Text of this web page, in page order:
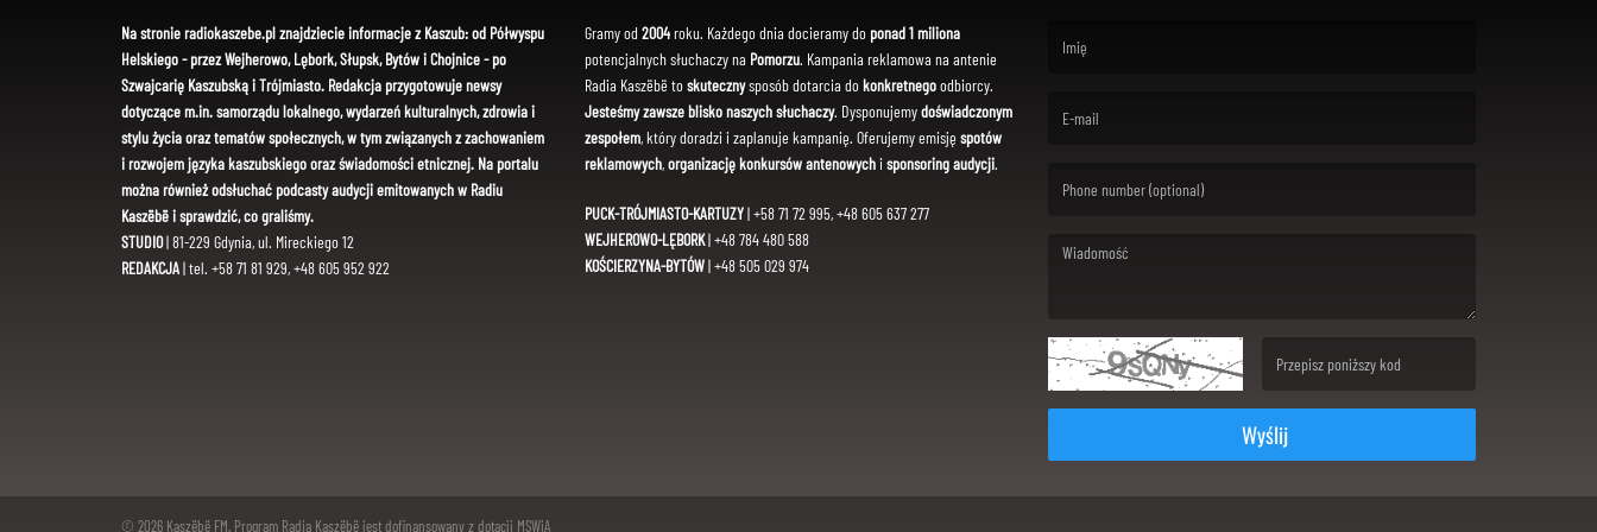
Na stronie radiokaszebe.pl znajdziecie informacje z Kaszub: od Półwyspu
Helskiego - przez Wejherowo, Lębork, Słupsk, Bytów i Chojnice - po
Szwajcarię Kaszubską i Trójmiasto. Redakcja przygotowuje newsy
dotyczące m.in. samorządu lokalnego, wydarzeń kulturalnych, zdrowia i
stylu życia oraz tematów społecznych, w tym związanych z zachowaniem
i rozwojem języka kaszubskiego oraz świadomości etnicznej. Na portalu
można również odsłuchać podcasty audycji emitowanych w Radiu
Kaszëbë i sprawdzić, co graliśmy.
STUDIO| 81-229 Gdynia, ul. Mireckiego 12
REDAKCJA| tel. +58 71 81 929, +48 605 952 922
Gramy od 2004roku. Każdego dnia docieramy do ponad 1 miliona
potencjalnych słuchaczy na Pomorzu. Kampania reklamowa na antenie
Radia Kaszëbë toskutecznysposób dotarcia dokonkretnegoodbiorcy.
Jesteśmy zawsze blisko naszych słuchaczy. Dysponujemydoświadczonym
zespołem, który doradzi i zaplanuje kampanię. Oferujemy emisję spotów
reklamowych,organizację konkursów antenowychi sponsoring audycji.
PUCK-TRÓJMIASTO-KARTUZY| +58 71 72 995, +48 605 637 277
WEJHEROWO-LĘBORK| +48 784 480 588
KOŚCIERZYNA-BYTÓW| +48 505 029 974
Wyślij
© 2026 Kaszëbë FM. Program Radia Kaszëbë jest dofinansowany z dotacji MSWiA